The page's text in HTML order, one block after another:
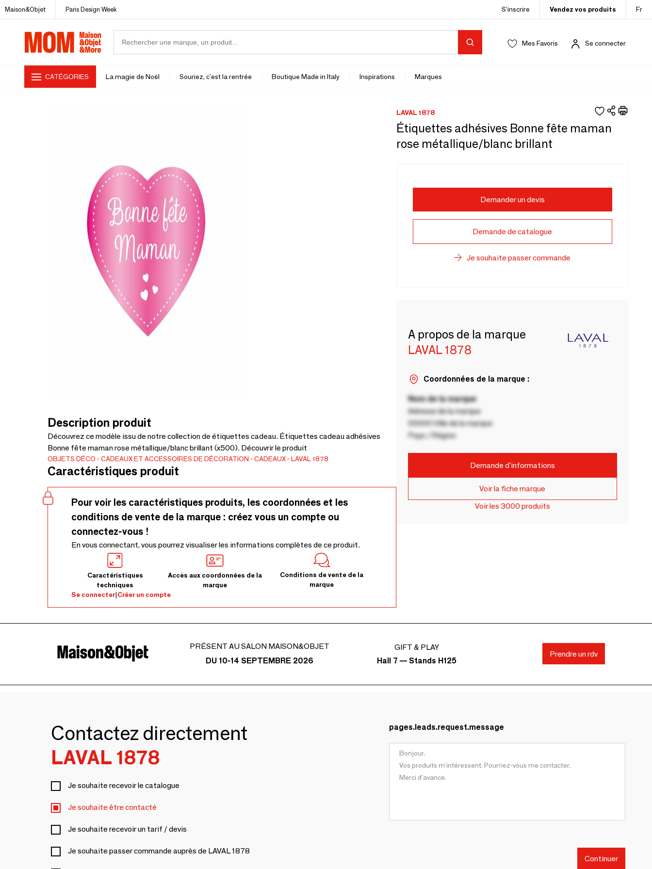
Maison&Objet Paris Design Week S’inscrire Vendez vos produits Fr
Mes Favoris Se connecter
CATÉGORIES La magie de Noël Souriez, c'est la rentrée Boutique Made in Italy Inspirations Marques
Description produit
Découvrez ce modèle issu de notre collection de étiquettes cadeau. Étiquettes cadeau adhésives
Bonne fête maman rose métallique/blanc brillant (x500). Découvrir le produit
OBJETS DÉCO CADEAUX ET ACCESSOIRES DE DÉCORATION CADEAUX LAVAL 1878
Caractéristiques produit
Pour voir les caractéristiques produits, les coordonnées et les
conditions de vente de la marque : créez vous un compte ou
connectez-vous !
En vous connectant, vous pourrez visualiser les informations complètes de ce produit.
Caractéristiques
techniques
Accès aux coordonnées de la
marque
Conditions de vente de la
marque
Se connecter|Créer un compte
LAVAL 1878
Étiquettes adhésives Bonne fête maman
rose métallique/blanc brillant
Demander un devis
Demande de catalogue
Je souhaite passer commande
A propos de la marque
LAVAL 1878
Coordonnées de la marque :
Nom de la marque
Adresse de la marque
00000 Ville de la marque
Pays / Région
Demande d'informations
Voir la fiche marque
Voir les 3000 produits
PRÉSENT AU SALON MAISON&OBJET
DU 10-14 SEPTEMBRE 2026
GIFT & PLAY
Hall 7 — Stands H125
Prendre un rdv
Contactez directement
LAVAL 1878
Je souhaite recevoir le catalogue
Je souhaite être contacté
Je souhaite recevoir un tarif / devis
Je souhaite passer commande auprès de LAVAL 1878
pages.leads.request.message
Continuer